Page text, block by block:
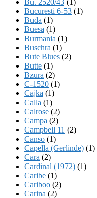
Bucuresti 6-53 (1)
Buda (1)
Buesa (1)
Burmania (1)
Buschra (1)
Bute Blues (2)
Butte (1)
Bzura (2)
C-1520 (1)
Cajka (1)
Calla (1)
Calrose (2)
Campa (2)
Campbell 11 (2)
Canso (1)
Capella (Gerlinde) (1)
Cara (2)
Cardinal (1972) (1)
Caribe (1)
Cariboo (2)
Carina (2)